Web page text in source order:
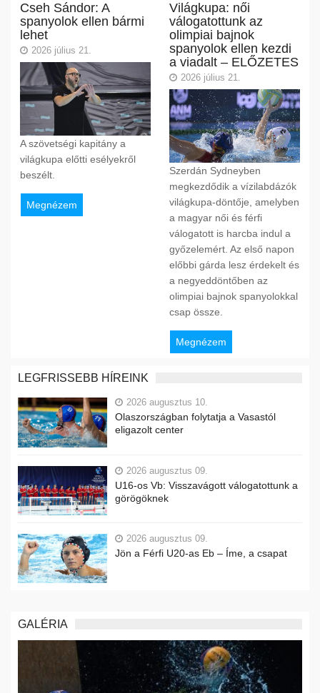
Cseh Sándor: A
spanyolok ellen bármi
lehet
2026 július 21.
A szövetségi kapitány a
világkupa előtti esélyekről
beszélt.
Megnézem
Világkupa: női
válogatottunk az
olimpiai bajnok
spanyolok ellen kezdi
a viadalt – ELŐZETES
2026 július 21.
Szerdán Sydneyben
megkezdődik a vízilabdázók
világkupa-döntője, amelyben
a magyar női és férfi
válogatott is harcba indul a
győzelemért. Az első napon
előbbi gárda lesz érdekelt és
a negyeddöntőben az
olimpiai bajnok spanyolokkal
csap össze.
Megnézem
LEGFRISSEBB HÍREINK
2026 augusztus 10.
Olaszországban folytatja a Vasastól
eligazolt center
2026 augusztus 09.
U16-os Vb: Visszavágott válogatottunk a
görögöknek
2026 augusztus 09.
Jön a Férfi U20-as Eb – Íme, a csapat
GALÉRIA